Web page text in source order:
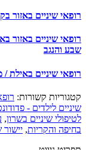
שיניים באזור
שיניים באזור
והנגב
שיניים באילת /
קשורות:רופא
לילדים - פדודונטיה
שיניים בשרון,
והקריות,יישור